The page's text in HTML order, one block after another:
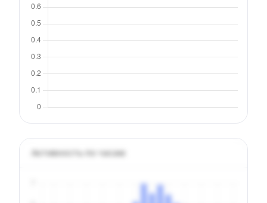
Активность по часам